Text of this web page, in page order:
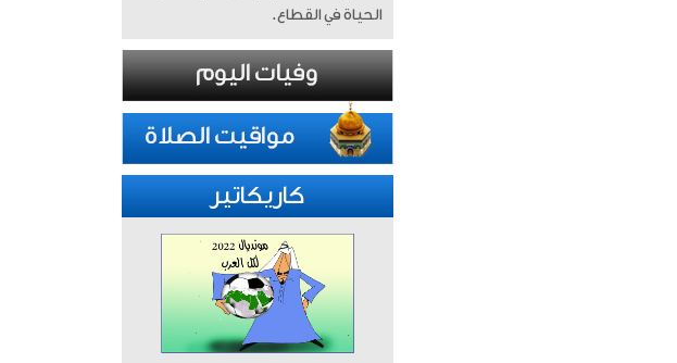
الحياة في القطاع.
كاريكاتير